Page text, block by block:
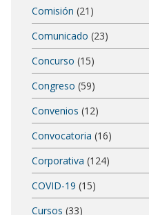
Comisión (21)
Comunicado (23)
Concurso (15)
Congreso (59)
Convenios (12)
Convocatoria (16)
Corporativa (124)
COVID-19 (15)
Cursos (33)